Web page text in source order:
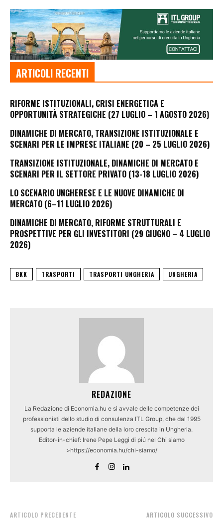
ARTICOLI RECENTI
RIFORME ISTITUZIONALI, CRISI ENERGETICA E
OPPORTUNITÀ STRATEGICHE (27 LUGLIO – 1 AGOSTO 2026)
DINAMICHE DI MERCATO, TRANSIZIONE ISTITUZIONALE E
SCENARI PER LE IMPRESE ITALIANE (20 – 25 LUGLIO 2026)
TRANSIZIONE ISTITUZIONALE, DINAMICHE DI MERCATO E
SCENARI PER IL SETTORE PRIVATO (13-18 LUGLIO 2026)
LO SCENARIO UNGHERESE E LE NUOVE DINAMICHE DI
MERCATO (6–11 LUGLIO 2026)
DINAMICHE DI MERCATO, RIFORME STRUTTURALI E
PROSPETTIVE PER GLI INVESTITORI (29 GIUGNO – 4 LUGLIO
2026)
BKK TRASPORTI TRASPORTI UNGHERIA UNGHERIA
REDAZIONE
La Redazione di Economia.hu e si avvale delle competenze dei
professionisti dello studio di consulenza ITL Group, che dal 1995
supporta le aziende italiane della loro crescita in Ungheria.
Editor-in-chief: Irene Pepe Leggi di piú nel Chi siamo
>https://economia.hu/chi-siamo/
ARTICOLO PRECEDENTE ARTICOLO SUCCESSIVO